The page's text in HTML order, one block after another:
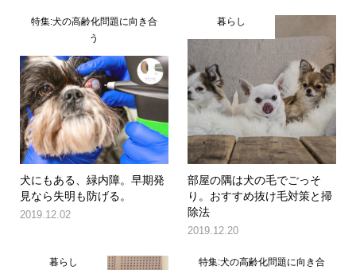
特集:犬の高齢化問題に向き合
う
犬にもある、緑内障。早期発
見なら失明も防げる。
2019.12.02
暮らし
部屋の隅は犬の毛でごっそ
り。おすすめ抜け毛対策と掃
除法
2019.12.20
暮らし
特集:犬の高齢化問題に向き合